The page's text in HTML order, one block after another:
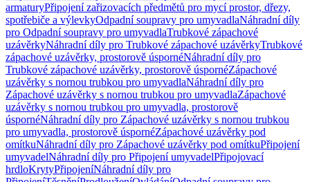
armaturyPřipojení zařizovacích předmětů pro mycí prostor, dřezy,
spotřebiče a výlevkyOdpadní soupravy pro umyvadlaNáhradní díly
pro Odpadní soupravy pro umyvadlaTrubkové zápachové
uzávěrkyNáhradní díly pro Trubkové zápachové uzávěrkyTrubkové
zápachové uzávěrky, prostorově úspornéNáhradní díly pro
Trubkové zápachové uzávěrky, prostorově úspornéZápachové
uzávěrky s nornou trubkou pro umyvadlaNáhradní díly pro
Zápachové uzávěrky s nornou trubkou pro umyvadlaZápachové
uzávěrky s nornou trubkou pro umyvadla, prostorově
úspornéNáhradní díly pro Zápachové uzávěrky s nornou trubkou
pro umyvadla, prostorově úspornéZápachové uzávěrky pod
omítkuNáhradní díly pro Zápachové uzávěrky pod omítkuPřipojení
umyvadelNáhradní díly pro Připojení umyvadelPřipojovací
hrdloKrytyPřipojeníNáhradní díly pro